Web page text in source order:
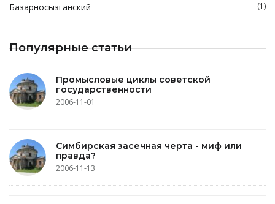
Базарносызганский (1)
Популярные статьи
Промысловые циклы советской
государственности
2006-11-01
Симбирская засечная черта - миф или
правда?
2006-11-13